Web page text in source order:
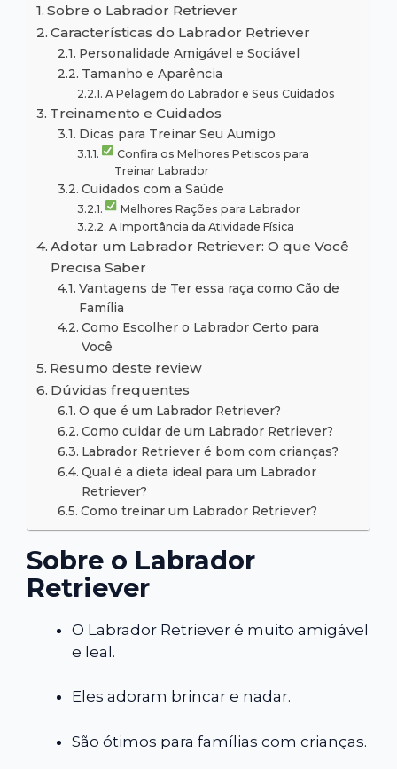
Sobre o Labrador Retriever
Características do Labrador Retriever
Personalidade Amigável e Sociável
Tamanho e Aparência
A Pelagem do Labrador e Seus Cuidados
Treinamento e Cuidados
Dicas para Treinar Seu Aumigo
Confira os Melhores Petiscos para
Treinar Labrador
Cuidados com a Saúde
Melhores Rações para Labrador
A Importância da Atividade Física
Adotar um Labrador Retriever: O que Você
Precisa Saber
Vantagens de Ter essa raça como Cão de
Família
Como Escolher o Labrador Certo para
Você
Resumo deste review
Dúvidas frequentes
O que é um Labrador Retriever?
Como cuidar de um Labrador Retriever?
Labrador Retriever é bom com crianças?
Qual é a dieta ideal para um Labrador
Retriever?
Como treinar um Labrador Retriever?
Sobre o Labrador
Retriever
O Labrador Retriever é muito amigável
e leal.
Eles adoram brincar e nadar.
São ótimos para famílias com crianças.